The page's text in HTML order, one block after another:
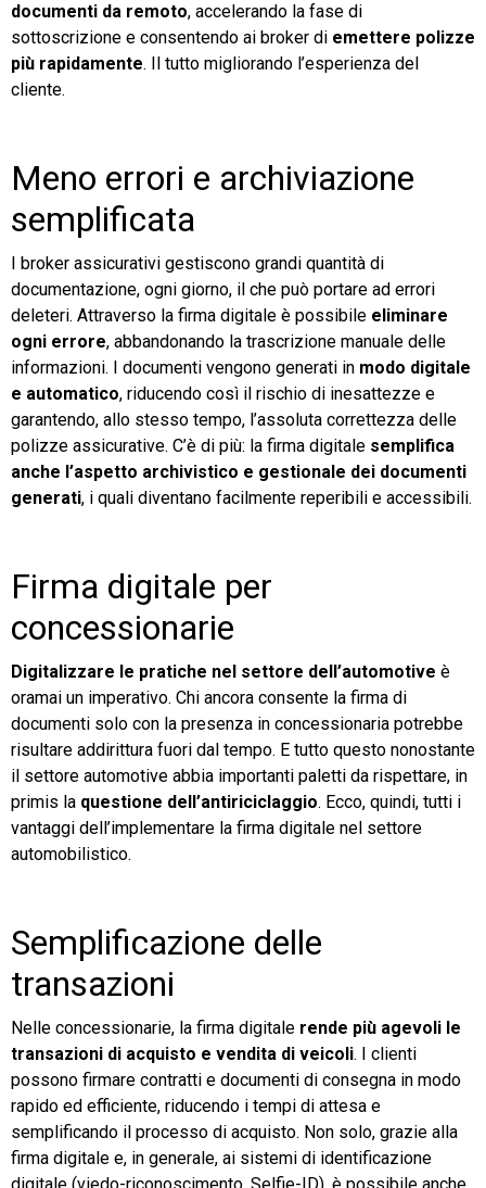
documenti da remoto, accelerando la fase di
sottoscrizione e consentendo ai broker di emettere polizze
più rapidamente. Il tutto migliorando l’esperienza del
cliente.
Meno errori e archiviazione
semplificata
I broker assicurativi gestiscono grandi quantità di
documentazione, ogni giorno, il che può portare ad errori
deleteri. Attraverso la firma digitale è possibile eliminare
ogni errore, abbandonando la trascrizione manuale delle
informazioni. I documenti vengono generati in modo digitale
e automatico, riducendo così il rischio di inesattezze e
garantendo, allo stesso tempo, l’assoluta correttezza delle
polizze assicurative. C’è di più: la firma digitale semplifica
anche l’aspetto archivistico e gestionale dei documenti
generati, i quali diventano facilmente reperibili e accessibili.
Firma digitale per
concessionarie
Digitalizzare le pratiche nel settore dell’automotive è
oramai un imperativo. Chi ancora consente la firma di
documenti solo con la presenza in concessionaria potrebbe
risultare addirittura fuori dal tempo. E tutto questo nonostante
il settore automotive abbia importanti paletti da rispettare, in
primis la questione dell’antiriciclaggio. Ecco, quindi, tutti i
vantaggi dell’implementare la firma digitale nel settore
automobilistico.
Semplificazione delle
transazioni
Nelle concessionarie, la firma digitale rende più agevoli le
transazioni di acquisto e vendita di veicoli. I clienti
possono firmare contratti e documenti di consegna in modo
rapido ed efficiente, riducendo i tempi di attesa e
semplificando il processo di acquisto. Non solo, grazie alla
firma digitale e, in generale, ai sistemi di identificazione